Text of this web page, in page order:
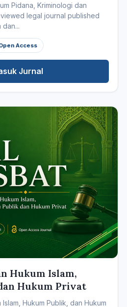
Pidana, Kriminologi dan
Access
Jurnal
Hukum Islam,
Hukum Privat
Islam, Hukum Publik, dan Hukum